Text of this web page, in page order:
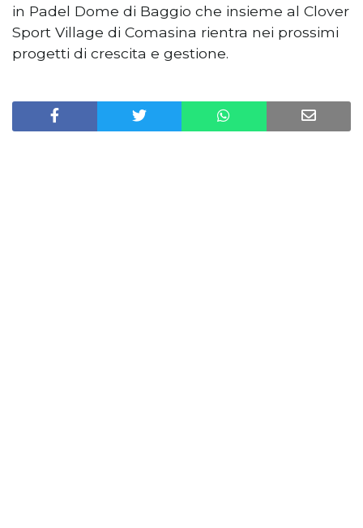
in Padel Dome di Baggio che insieme al Clover
Sport Village di Comasina rientra nei prossimi
progetti di crescita e gestione.